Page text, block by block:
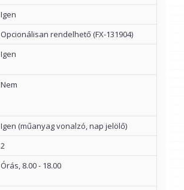
Igen
Opcionálisan rendelhető (FX-131904)
Igen
Nem
Igen (műanyag vonalzó, nap jelölő)
2
Órás, 8.00 - 18.00